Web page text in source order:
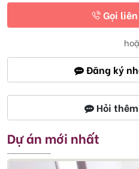
Gọi
Đăng ký
Hỏi
Dự án mới nhất